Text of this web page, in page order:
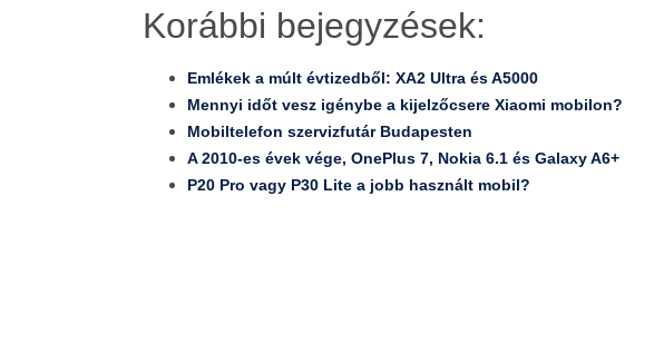
Korábbi bejegyzések:
Emlékek a múlt évtizedből: XA2 Ultra és A5000
Mennyi időt vesz igénybe a kijelzőcsere Xiaomi mobilon?
Mobiltelefon szervizfutár Budapesten
A 2010-es évek vége, OnePlus 7, Nokia 6.1 és Galaxy A6+
P20 Pro vagy P30 Lite a jobb használt mobil?